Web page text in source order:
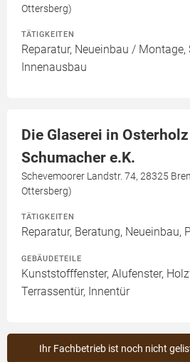
Ottersberg)
TÄTIGKEITEN
Reparatur, Neueinbau /
Innenausbau
Die Glaserei in
Schumacher e.K.
Schevemoorer Landstr. 74, 28325
Ottersberg)
TÄTIGKEITEN
Reparatur, Beratung, Neueinbau,
GEBÄUDETEILE
Kunststofffenster, Alufenster,
Terrassentür, Innentür
Ihr Fachbetrieb ist noch nicht